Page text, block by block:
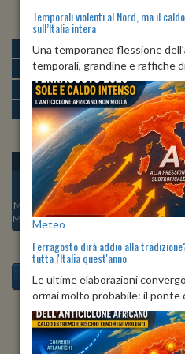
MATTINA min:
POMERIGGIO min:
SERA min:
NOTTE min:
OGGI
Min:
22°C
Max:24°C
DOM 09
Min:
Max:25°C
LUN 10
Min:22°C
Max:23°C
MAR
Min:
Max:
Previsioni del Tempo a
Temporali violenti al Nord, ma il
sull’Italia intera
Una temporanea flessione
temporali, grandine e raffiche
Meteo
Ferragosto dirà addio alla
tutta l'Italia quest'anno
Le ultime elaborazioni
ormai molto probabile: il ponte